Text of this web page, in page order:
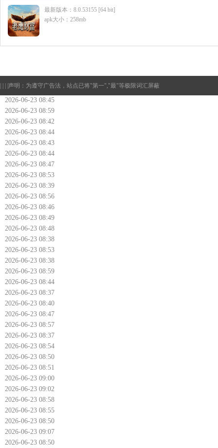
最新版本：8.0.53155 [64 bit]
apk大小：258mb
声明：为遵守广告法，站点已将"第一","最"等极限词汇屏蔽
2026-06-23 08:45
2026-06-23 08:59
2026-06-23 08:42
2026-06-23 08:44
2026-06-23 08:43
2026-06-23 08:44
2026-06-23 08:47
2026-06-23 08:53
2026-06-23 08:39
2026-06-23 08:56
2026-06-23 08:46
2026-06-23 08:49
2026-06-23 08:48
2026-06-23 08:38
2026-06-23 08:53
2026-06-23 08:38
2026-06-23 08:59
2026-06-23 08:44
2026-06-23 08:37
2026-06-23 08:40
2026-06-23 08:47
2026-06-23 08:57
2026-06-23 08:37
2026-06-23 08:54
2026-06-23 08:50
2026-06-23 08:51
2026-06-23 09:00
2026-06-23 09:02
2026-06-23 08:58
2026-06-23 08:55
2026-06-23 08:50
2026-06-23 09:07
2026-06-23 08:50